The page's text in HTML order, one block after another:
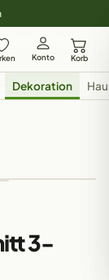
Konto Korb
Dekoration
3-